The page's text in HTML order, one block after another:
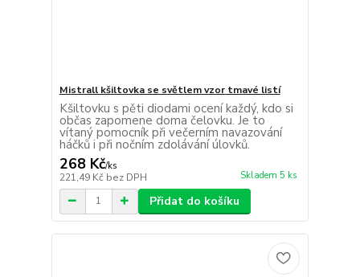
Mistrall kšiltovka se světlem vzor tmavé listí
Kšiltovku s pěti diodami ocení každý, kdo si
občas zapomene doma čelovku. Je to
vítaný pomocník při večerním navazování
háčků i při nočním zdolávání úlovků.
268 Kč/ks
221,49 Kč bez DPH Skladem 5 ks
Přidat do košíku